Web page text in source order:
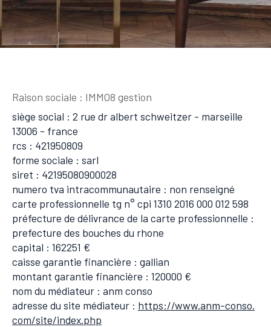
Raison sociale : IMMO8 gestion
siège social : 2 rue dr albert schweitzer - marseille
13006 - france
rcs : 421950809
forme sociale : sarl
siret : 42195080900028
numero tva intracommunautaire : non renseigné
carte professionnelle tg n° cpi 1310 2016 000 012 598
préfecture de délivrance de la carte professionnelle :
prefecture des bouches du rhone
capital : 162251 €
caisse garantie financière : gallian
montant garantie financière : 120000 €
nom du médiateur : anm conso
adresse du site médiateur : https://www.anm-conso.
com/site/index.php